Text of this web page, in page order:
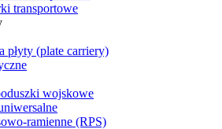
transportowe
płyty (plate carriery)
wojskowe
ramienne (RPS)